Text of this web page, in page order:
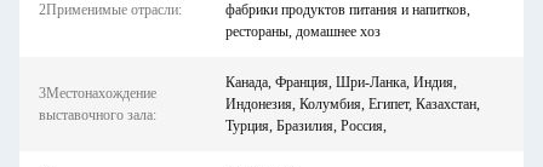
2Применимые отрасли:
фабрики продуктов питания и напитков,
рестораны, домашнее хоз
3Местонахождение
выставочного зала:
Канада, Франция, Шри-Ланка, Индия,
Индонезия, Колумбия, Египет, Казахстан,
Турция, Бразилия, Россия,